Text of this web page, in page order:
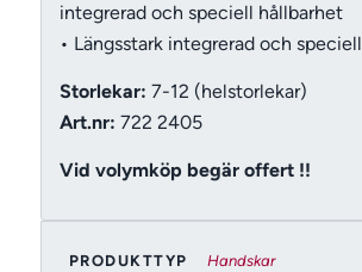
integrerad och speciell hållbarhet
• Längsstark integrerad och speciell
Storlekar: 7-12 (helstorlekar)
Art.nr: 722 2405
Vid volymköp begär offert !!
PRODUKTTYP Handskar